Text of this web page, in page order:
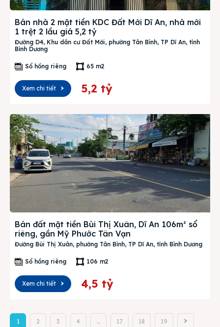
Bán nhà 2 mặt tiền KDC Đất Mới Dĩ An, nhà mới
1 trệt 2 lầu giá 5,2 tỷ
Đường D4, Khu dân cư Đất Mới, phường Tân Bình, TP Dĩ An, tỉnh
Bình Dương
Sổ hồng riêng 65 m2
Xem chi tiết 5,2 tỷ
Bán đất mặt tiền Bùi Thị Xuân, Dĩ An 106m² sổ
riêng, gần Mỹ Phước Tân Vạn
Đường Bùi Thị Xuân, phường Tân Bình, TP Dĩ An, tỉnh Bình Dương
Sổ hồng riêng 106 m2
Xem chi tiết 4,5 tỷ
1 2 3 4 … 17 18 19